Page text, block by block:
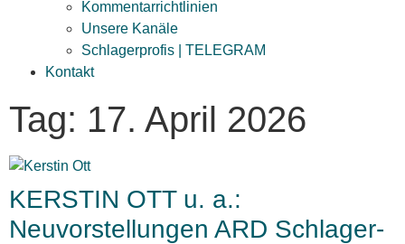
Kommentarrichtlinien
Unsere Kanäle
Schlagerprofis | TELEGRAM
Kontakt
Tag: 17. April 2026
KERSTIN OTT u. a.:
Neuvorstellungen ARD Schlager-